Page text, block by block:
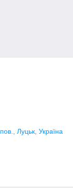
Луцьк, Україна